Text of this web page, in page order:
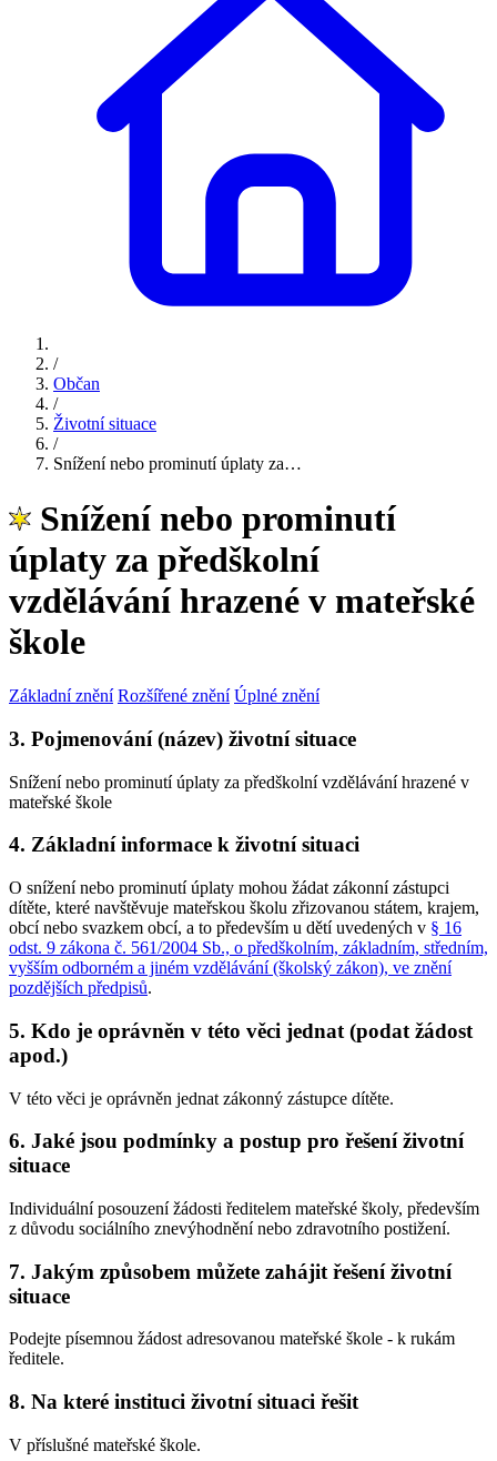
/
Občan
/
Životní situace
/
Snížení nebo prominutí úplaty za…
Snížení nebo prominutí
úplaty za předškolní
vzdělávání hrazené v mateřské
škole
Základní znění Rozšířené znění Úplné znění
3. Pojmenování (název) životní situace
Snížení nebo prominutí úplaty za předškolní vzdělávání hrazené v
mateřské škole
4. Základní informace k životní situaci
O snížení nebo prominutí úplaty mohou žádat zákonní zástupci
dítěte, které navštěvuje mateřskou školu zřizovanou státem, krajem,
obcí nebo svazkem obcí, a to především u dětí uvedených v § 16
odst. 9 zákona č. 561/2004 Sb., o předškolním, základním, středním,
vyšším odborném a jiném vzdělávání (školský zákon), ve znění
pozdějších předpisů.
5. Kdo je oprávněn v této věci jednat (podat žádost
apod.)
V této věci je oprávněn jednat zákonný zástupce dítěte.
6. Jaké jsou podmínky a postup pro řešení životní
situace
Individuální posouzení žádosti ředitelem mateřské školy, především
z důvodu sociálního znevýhodnění nebo zdravotního postižení.
7. Jakým způsobem můžete zahájit řešení životní
situace
Podejte písemnou žádost adresovanou mateřské škole - k rukám
ředitele.
8. Na které instituci životní situaci řešit
V příslušné mateřské škole.